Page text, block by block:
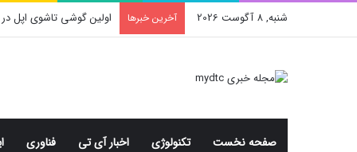
شنبه, 8 آگوست 2026 آخرین خبرها اولین گوشی تاشوی اپل
صفحه نخست تکنولوژی اخبار آی تی فناوری